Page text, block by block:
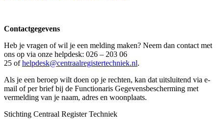
Contactgegevens
Heb je vragen of wil je een melding maken? Neem dan contact met
ons op via onze helpdesk: 026 – 203 06
25 ofhelpdesk@centraalregistertechniek.nl.
Als je een beroep wilt doen op je rechten, kan dat uitsluitend via e-
mail of per brief bij de Functionaris Gegevensbescherming met
vermelding van je naam, adres en woonplaats.
Stichting Centraal Register Techniek